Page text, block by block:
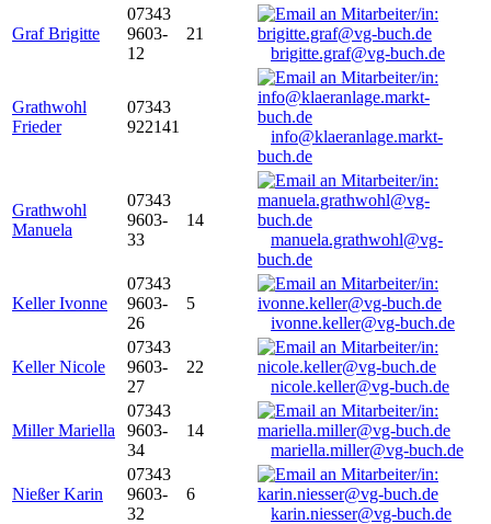
Graf Brigitte
07343
9603-
12
21
brigitte.graf@vg-buch.de
Grathwohl
Frieder
07343
922141
info@klaeranlage.markt-
buch.de
Grathwohl
Manuela
07343
9603-
33
14
manuela.grathwohl@vg-
buch.de
Keller Ivonne
07343
9603-
26
5
ivonne.keller@vg-buch.de
Keller Nicole
07343
9603-
27
22
nicole.keller@vg-buch.de
Miller Mariella
07343
9603-
34
14
mariella.miller@vg-buch.de
Nießer Karin
07343
9603-
32
6
karin.niesser@vg-buch.de